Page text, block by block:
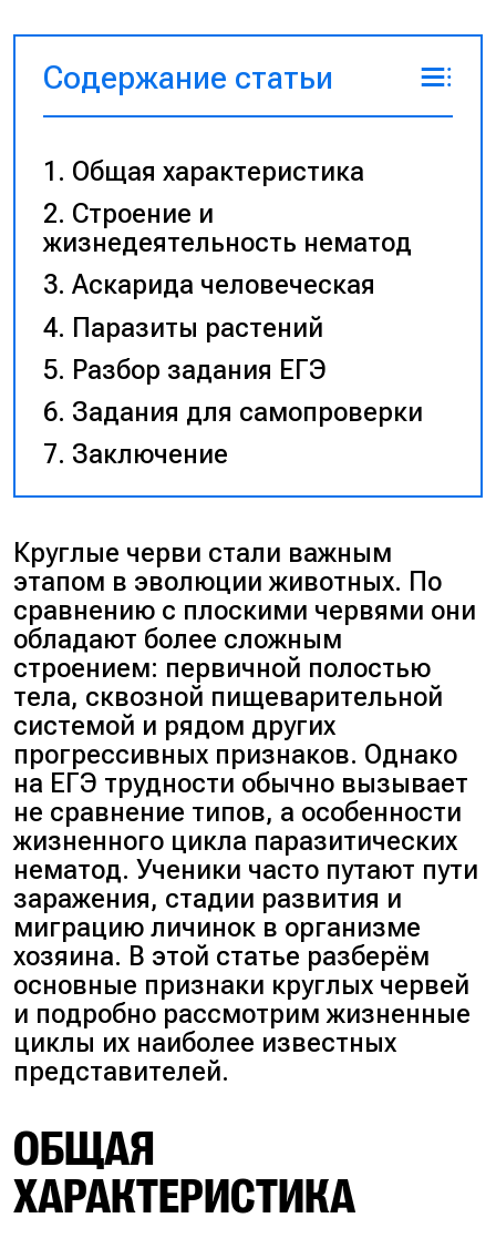
Содержание статьи
Общая характеристика
Строение и
жизнедеятельность нематод
Аскарида человеческая
Паразиты растений
Разбор задания ЕГЭ
Задания для самопроверки
Заключение
Круглые черви стали важным
этапом в эволюции животных. По
сравнению с плоскими червями они
обладают более сложным
строением: первичной полостью
тела, сквозной пищеварительной
системой и рядом других
прогрессивных признаков. Однако
на ЕГЭ трудности обычно вызывает
не сравнение типов, а особенности
жизненного цикла паразитических
нематод. Ученики часто путают пути
заражения, стадии развития и
миграцию личинок в организме
хозяина. В этой статье разберём
основные признаки круглых червей
и подробно рассмотрим жизненные
циклы их наиболее известных
представителей.
ОБЩАЯ
ХАРАКТЕРИСТИКА